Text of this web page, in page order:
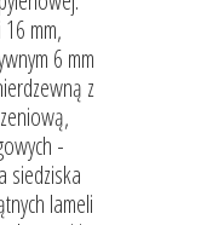
mm,
6 mm
z
-
siedziska
lameli